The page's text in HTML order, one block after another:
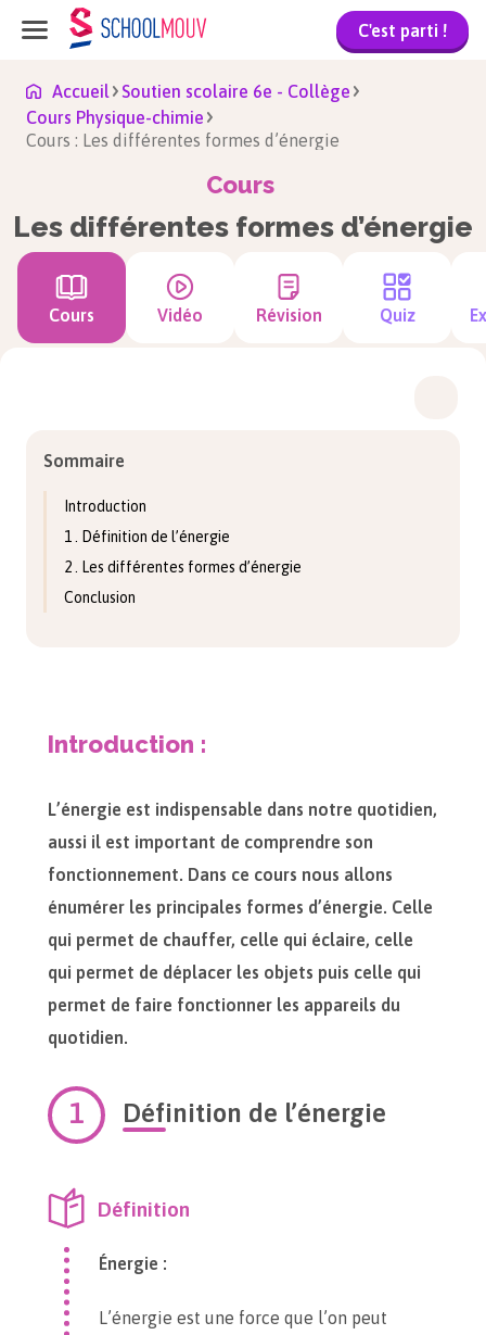
C'est parti !
Accueil
Soutien scolaire 6e - Collège
Cours Physique-chimie
Cours : Les différentes formes d’énergie
Cours
Les différentes formes d’énergie
Cours Vidéo Révision Quiz
Sommaire
Introduction
1 . Définition de l’énergie
2 . Les différentes formes d’énergie
Conclusion
Introduction :
L’énergie est indispensable dans notre quotidien,
aussi il est important de comprendre son
fonctionnement. Dans ce cours nous allons
énumérer les principales formes d’énergie. Celle
qui permet de chauffer, celle qui éclaire, celle
qui permet de déplacer les objets puis celle qui
permet de faire fonctionner les appareils du
quotidien.
Définition de l’énergie
Définition
Énergie :
L’énergie est une force que l’on peut